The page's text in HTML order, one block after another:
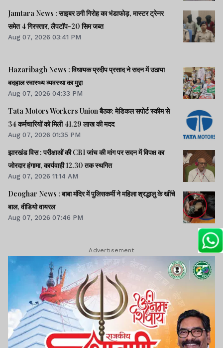
Jamtara News : साइबर ठगी गिरोह का भंडाफोड़, मास्टर ट्रेनर
समेत 4 गिरफ्तार, लैपटॉप-20 सिम जब्त
Aug 07, 2026 03:41 PM
Hazaribagh News : विधायक प्रदीप प्रसाद ने सदन में उठाया
बदहाल स्वास्थ्य व्यवस्था का मुद्दा
Aug 07, 2026 04:33 PM
Tata Motors Workers Union बैठक: मेडिकल सपोर्ट स्कीम से
34 कर्मचारियों को मिली 41.29 लाख की मदद
Aug 07, 2026 01:35 PM
झारखंड विस : परीक्षाओं की CBI जांच की मांग पर सदन में विपक्ष का
जोरदार हंगामा, कार्यवाही 12.30 तक स्थगित
Aug 07, 2026 11:14 AM
Deoghar News : बाबा मंदिर में पुलिसकर्मी ने महिला श्रद्धालु के खींचे
बाल, वीडियो वायरल
Aug 07, 2026 07:46 PM
Advertisement